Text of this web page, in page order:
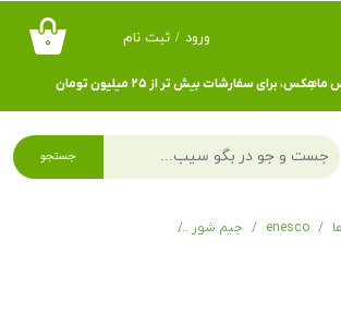
۰ ورود / ثبت نام
برای سفارشات بیش تر از ۲۵ میلیون تومان
جستجو
enesco جیم شور